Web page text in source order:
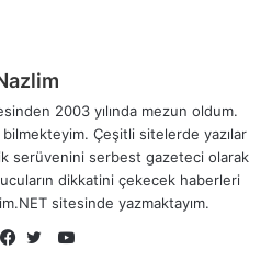
2003 yılında mezun oldum.
Çeşitli sitelerde yazılar
serüvenini serbest gazeteci olarak
dikkatini çekecek haberleri
sitesinde yazmaktayım.
YouTube